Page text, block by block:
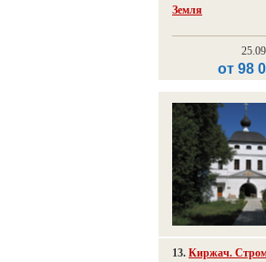
Земля
от 98
13. Киржач.